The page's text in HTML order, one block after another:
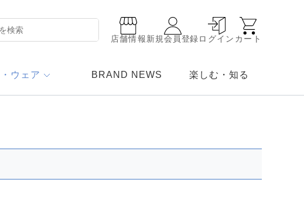
店舗情報新規会員登録ログイン カート
ウェア BRAND NEWS 楽しむ・知る